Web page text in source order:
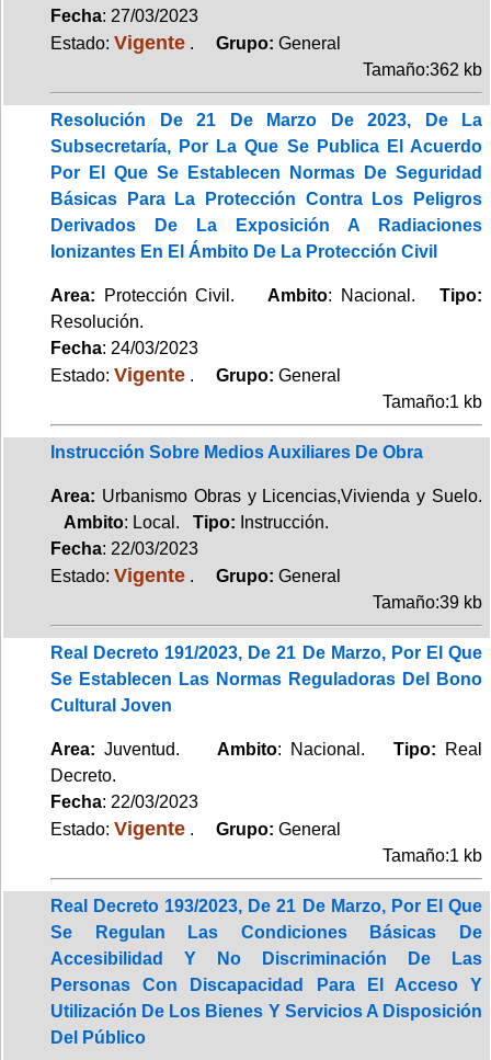
Fecha: 27/03/2023
Estado: Vigente . Grupo: General
Tamaño:362 kb
Resolución De 21 De Marzo De 2023, De La
Subsecretaría, Por La Que Se Publica El Acuerdo
Por El Que Se Establecen Normas De Seguridad
Básicas Para La Protección Contra Los Peligros
Derivados De La Exposición A Radiaciones
Ionizantes En El Ámbito De La Protección Civil
Area: Protección Civil. Ambito: Nacional. Tipo:
Resolución.
Fecha: 24/03/2023
Estado: Vigente . Grupo: General
Tamaño:1 kb
Instrucción Sobre Medios Auxiliares De Obra
Area: Urbanismo Obras y Licencias,Vivienda y Suelo.
Ambito: Local. Tipo: Instrucción.
Fecha: 22/03/2023
Estado: Vigente . Grupo: General
Tamaño:39 kb
Real Decreto 191/2023, De 21 De Marzo, Por El Que
Se Establecen Las Normas Reguladoras Del Bono
Cultural Joven
Area: Juventud. Ambito: Nacional. Tipo:
Real
Decreto.
Fecha: 22/03/2023
Estado: Vigente . Grupo: General
Tamaño:1 kb
Real Decreto 193/2023, De 21 De Marzo, Por El Que
Se Regulan Las Condiciones Básicas De
Accesibilidad Y No Discriminación De Las
Personas Con Discapacidad Para El Acceso Y
Utilización De Los Bienes Y Servicios A Disposición
Del Público